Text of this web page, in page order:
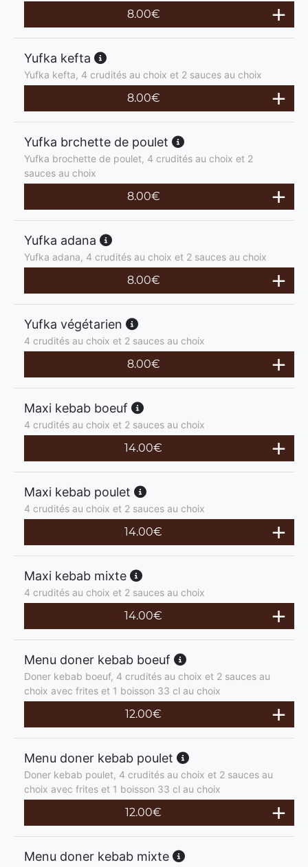
8.00€
Yufka kefta
Yufka kefta, 4 crudités au choix et 2 sauces au choix
8.00€
Yufka brchette de poulet
Yufka brochette de poulet, 4 crudités au choix et 2
sauces au choix
8.00€
Yufka adana
Yufka adana, 4 crudités au choix et 2 sauces au choix
8.00€
Yufka végétarien
4 crudités au choix et 2 sauces au choix
8.00€
Maxi kebab boeuf
4 crudités au choix et 2 sauces au choix
14.00€
Maxi kebab poulet
4 crudités au choix et 2 sauces au choix
14.00€
Maxi kebab mixte
4 crudités au choix et 2 sauces au choix
14.00€
Menu doner kebab boeuf
Doner kebab boeuf, 4 crudités au choix et 2 sauces au
choix avec frites et 1 boisson 33 cl au choix
12.00€
Menu doner kebab poulet
Doner kebab poulet, 4 crudités au choix et 2 sauces au
choix avec frites et 1 boisson 33 cl au choix
12.00€
Menu doner kebab mixte